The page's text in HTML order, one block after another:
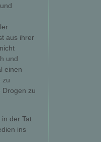
aus ihrer
und
einen
zu
Drogen zu
der Tat
ins